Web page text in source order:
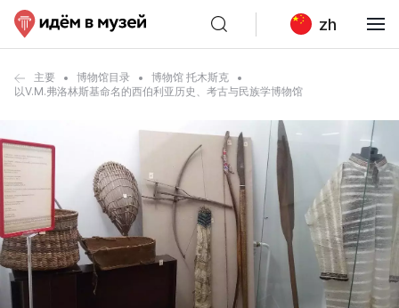
zh
主要 博物馆目录
博物馆 托木斯克
以V.М.弗洛林斯基命名的西伯利亚历史、考古与民族学博物馆